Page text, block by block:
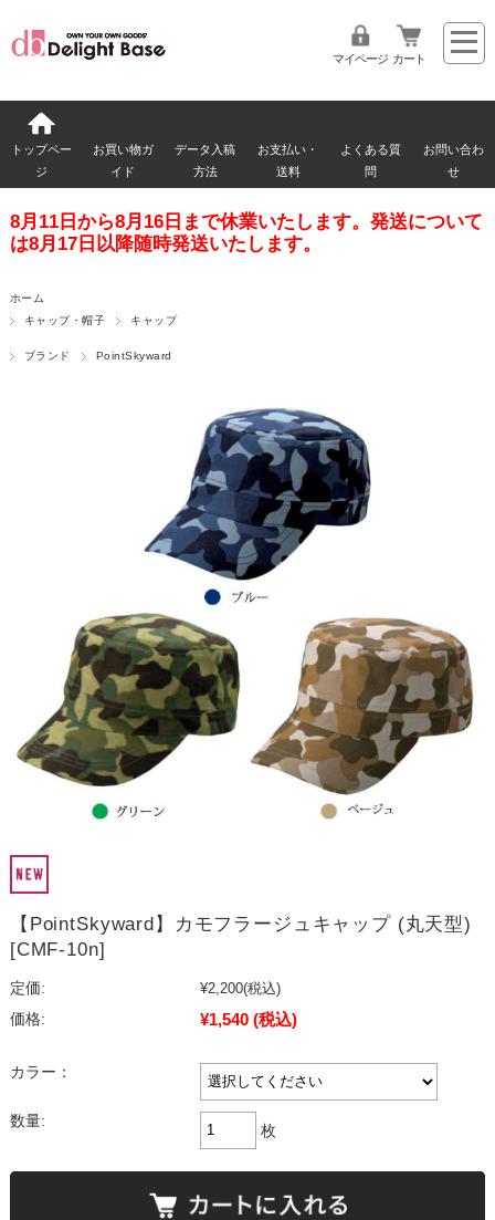
マイページ カート
トップペー
ジ
お買い物ガ
イド
データ入稿
方法
お支払い・
送料
よくある質
問
お問い合わ
せ
8月11日から8月16日まで休業いたします。発送について
は8月17日以降随時発送いたします。
ホーム
キャップ・帽子
キャップ
ブランド PointSkyward
【PointSkyward】カモフラージュキャップ (丸天型)
[CMF-10n]
定価: ¥2,200(税込)
価格:
¥1,540 (税込)
カラー：
数量:
枚